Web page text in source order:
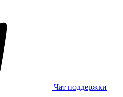
Чат поддержки